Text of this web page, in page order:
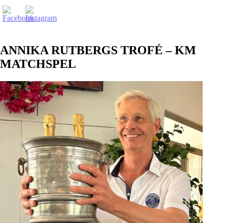
ANNIKA RUTBERGS TROFÉ – KM
MATCHSPEL